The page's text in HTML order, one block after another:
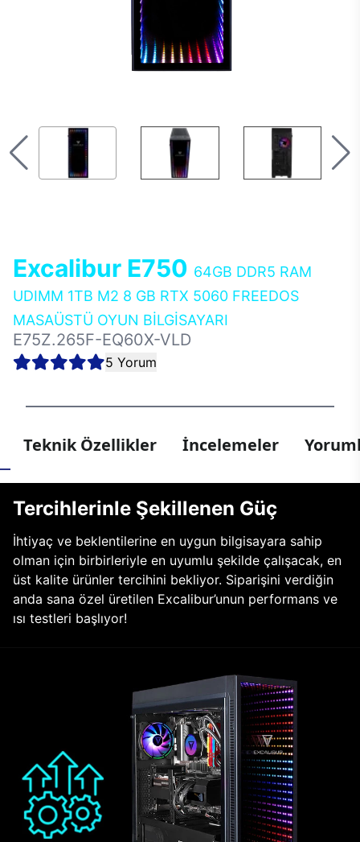
Excalibur E750 64GB DDR5 RAM
UDIMM 1TB M2 8 GB RTX 5060 FREEDOS
MASAÜSTÜ OYUN BİLGİSAYARI
E75Z.265F-EQ60X-VLD
5 Yorum
Teknik Özellikler İncelemeler
Tercihlerinle Şekillenen Güç
İhtiyaç ve beklentilerine en uygun bilgisayara sahip
olman için birbirleriyle en uyumlu şekilde çalışacak, en
üst kalite ürünler tercihini bekliyor. Siparişini verdiğin
anda sana özel üretilen Excalibur’unun performans ve
ısı testleri başlıyor!